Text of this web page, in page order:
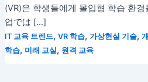
(VR)은 학생들에게 몰입형 학습 환
업では […]
IT 교육 트렌드, VR 학습, 가상현실 기술,
학습, 미래 교실, 원격 교육